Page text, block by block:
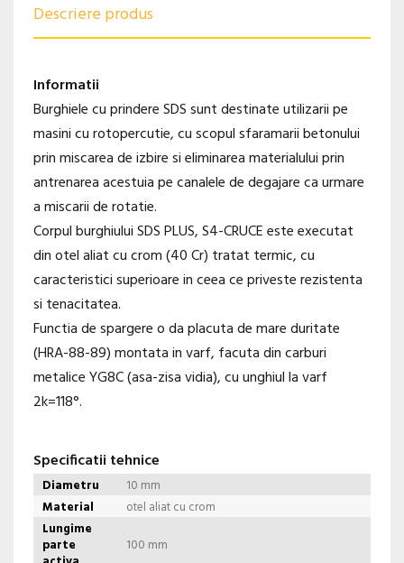
Descriere produs
Informatii
Burghiele cu prindere SDS sunt destinate utilizarii pe
masini cu rotopercutie, cu scopul sfaramarii betonului
prin miscarea de izbire si eliminarea materialului prin
antrenarea acestuia pe canalele de degajare ca urmare
a miscarii de rotatie.
Corpul burghiului SDS PLUS, S4-CRUCE este executat
din otel aliat cu crom (40 Cr) tratat termic, cu
caracteristici superioare in ceea ce priveste rezistenta
si tenacitatea.
Functia de spargere o da placuta de mare duritate
(HRA-88-89) montata in varf, facuta din carburi
metalice YG8C (asa-zisa vidia), cu unghiul la varf
2k=118°.
Specificatii tehnice
Diametru
10 mm
Material
otel aliat cu crom
Lungime
parte
100 mm